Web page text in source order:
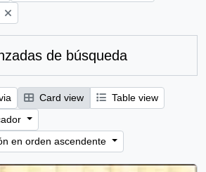
de búsqueda
Card view
Table view
en orden ascendente